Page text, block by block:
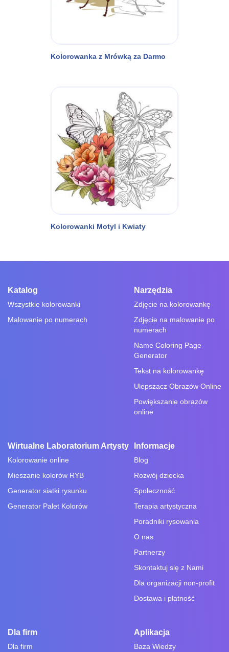
Kolorowanka z Mrówką za Darmo
Kolorowanki Motyl i Kwiaty
Katalog
Wszystkie kolorowanki
Malowanie po numerach
Narzędzia
Zdjęcie na kolorowankę
Zdjęcie na malowanie po
numerach
Name Coloring Page
Generator
Tekst na kolorowankę
Ulepszacz Obrazów Online
Powiększanie obrazów
online
Wirtualne Laboratorium Artysty
Kolorowanie online
Mieszanie kolorów RYB
Generator siatki rysunku
Generator Palet Kolorów
Informacje
Blog
Rozwój dziecka
Społeczność
Terapia artystyczna
Poradniki rysowania
O nas
Partnerzy
Skontaktuj się z Nami
Dla organizacji non-profit
Dostawa i płatność
Dla firm
Dla firm
Aplikacja
Baza Wiedzy